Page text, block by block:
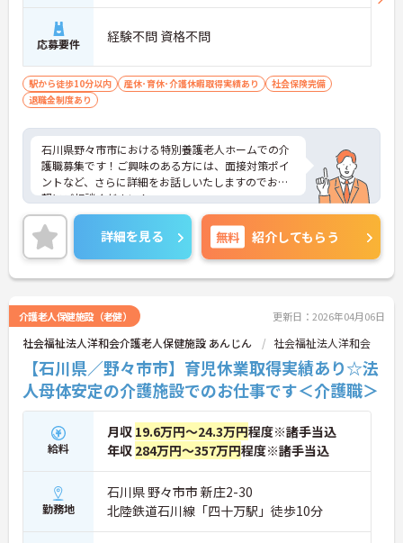
応募要件 経験不問 資格不問
駅から徒歩10分以内 産休･育休･介護休暇取得実績あり
社会保険完備
退職金制度あり
石川県野々市市における特別養護老人ホームでの介
護職募集です！ご興味のある方には、面接対策ポイ
ントなど、さらに詳細をお話しいたしますのでお気
軽にご相談ください！
詳細を見る 無料 紹介してもらう
介護老人保健施設（老健） 更新日：2026年04月06日
社会福祉法人洋和会介護老人保健施設 あんじん 社会福祉法人洋和会
【石川県／野々市市】育児休業取得実績あり☆法
人母体安定の介護施設でのお仕事です＜介護職＞
給料
月収 19.6万円～24.3万円程度※諸手当込
年収 284万円～357万円程度※諸手当込
勤務地
石川県 野々市市 新庄2-30
北陸鉄道石川線「四十万駅」徒歩10分